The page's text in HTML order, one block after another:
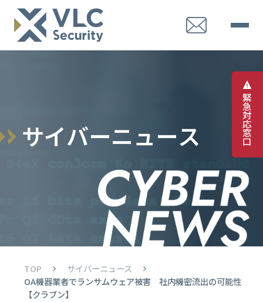
緊
急
対
応
窓
口
サイバーニュース
TOP
サイバーニュース
OA機器業者でランサムウェア被害 社内機密流出の可能性
【クラブン】